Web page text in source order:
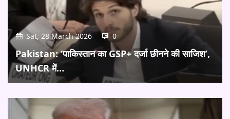
Sat, 28 March 2026 0
Pakistan: ‘पाकिस्तान का GSP+ दर्जा छीनने की साजिश’,
UNHCR में…